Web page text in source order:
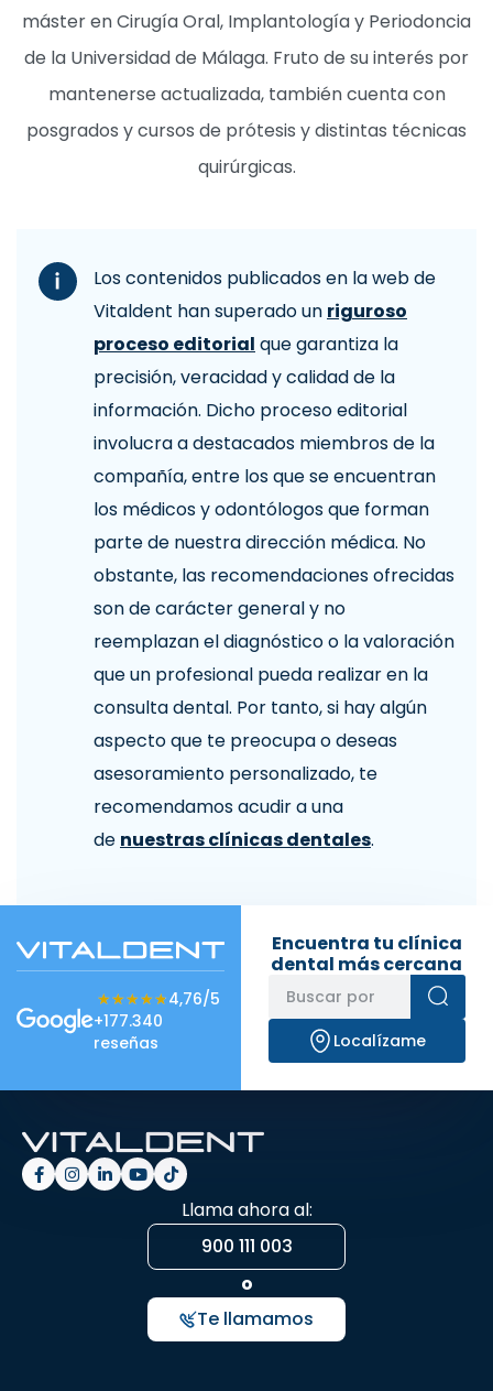
máster en Cirugía Oral, Implantología y Periodoncia
de la Universidad de Málaga. Fruto de su interés por
mantenerse actualizada, también cuenta con
posgrados y cursos de prótesis y distintas técnicas
quirúrgicas.
Los contenidos publicados en la web de
Vitaldent han superado un riguroso
proceso editorial que garantiza la
precisión, veracidad y calidad de la
información. Dicho proceso editorial
involucra a destacados miembros de la
compañía, entre los que se encuentran
los médicos y odontólogos que forman
parte de nuestra dirección médica. No
obstante, las recomendaciones ofrecidas
son de carácter general y no
reemplazan el diagnóstico o la valoración
que un profesional pueda realizar en la
consulta dental. Por tanto, si hay algún
aspecto que te preocupa o deseas
asesoramiento personalizado, te
recomendamos acudir a una
de nuestras clínicas dentales.
★★★★★
★★★★★4,76/5
+177.340
reseñas
Encuentra tu clínica
dental más cercana
Localízame
Llama ahora al:
900 111 003
o
Te llamamos